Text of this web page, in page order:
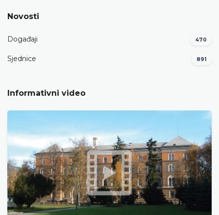
Novosti
Događaji 470
Sjednice 891
Informativni video